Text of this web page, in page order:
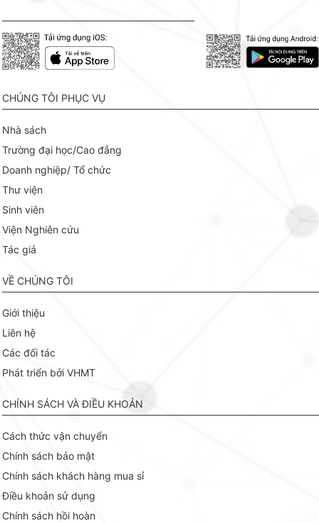
CHÚNG TÔI PHỤC VỤ
Nhà sách
Trường đại học/Cao đẳng
Doanh nghiệp/ Tổ chức
Thư viện
Sinh viên
Viện Nghiên cứu
Tác giả
VỀ CHÚNG TÔI
Giới thiệu
Liên hệ
Các đối tác
Phát triển bởi VHMT
CHÍNH SÁCH VÀ ĐIỀU KHOẢN
Cách thức vận chuyển
Chính sách bảo mật
Chính sách khách hàng mua sỉ
Điều khoản sử dụng
Chính sách hồi hoàn